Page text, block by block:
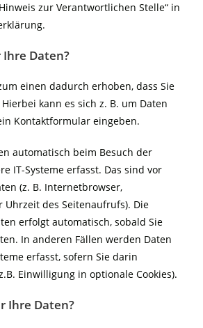
zur Verantwortlichen Stelle“ in
Daten?
einen dadurch erhoben, dass Sie
kann es sich z. B. um Daten
Kontaktformular eingeben.
automatisch beim Besuch der
IT-Systeme erfasst. Das sind vor
(z. B. Internetbrowser,
Uhrzeit des Seitenaufrufs). Die
erfolgt automatisch, sobald Sie
In anderen Fällen werden Daten
erfasst, sofern Sie darin
Einwilligung in optionale Cookies).
Ihre Daten?